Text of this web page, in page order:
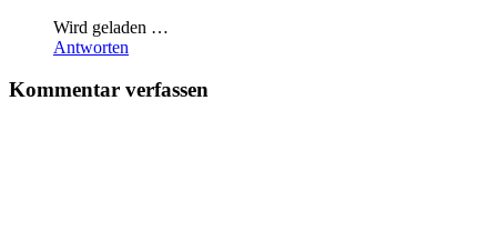
Wird geladen …
Antworten
Kommentar verfassen